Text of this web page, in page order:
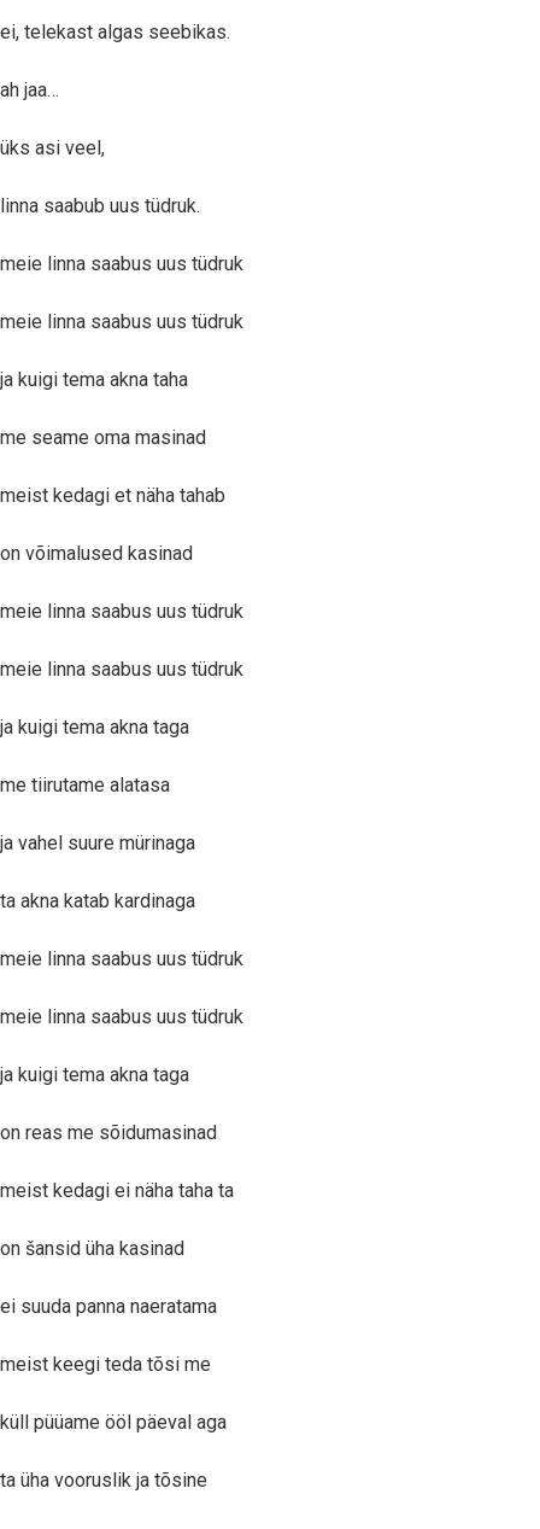
ei, telekast algas seebikas.
ah jaa…
üks asi veel,
linna saabub uus tüdruk.
meie linna saabus uus tüdruk
meie linna saabus uus tüdruk
ja kuigi tema akna taha
me seame oma masinad
meist kedagi et näha tahab
on võimalused kasinad
meie linna saabus uus tüdruk
meie linna saabus uus tüdruk
ja kuigi tema akna taga
me tiirutame alatasa
ja vahel suure mürinaga
ta akna katab kardinaga
meie linna saabus uus tüdruk
meie linna saabus uus tüdruk
ja kuigi tema akna taga
on reas me sõidumasinad
meist kedagi ei näha taha ta
on šansid üha kasinad
ei suuda panna naeratama
meist keegi teda tõsi me
küll püüame ööl päeval aga
ta üha vooruslik ja tõsine